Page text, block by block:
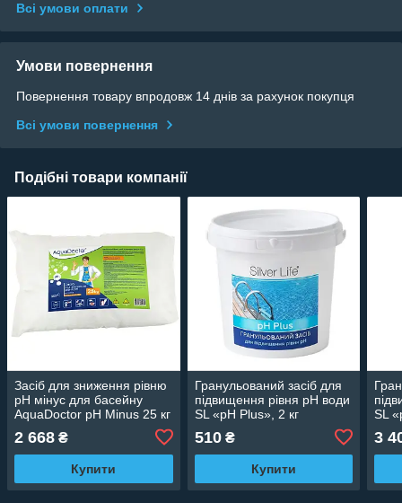
Всі умови оплати
Умови повернення
Повернення товару впродовж 14 днів за рахунок покупця
Всі умови повернення
Подібні товари компанії
Засіб для зниження рівню
pH мінус для басейну
AquaDoctor pH Minus 25 кг
2 668 ₴
Купити
Гранульований засіб для
підвищення рівня pH води
SL «pH Plus», 2 кг
510₴
Купити
SL
3